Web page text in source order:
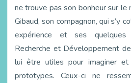
ne trouve pas son bonheur sur le
Gibaud, son compagnon, qui s’y
expérience et ses quelques
Recherche et Développement
lui être utiles pour imaginer et
prototypes. Ceux-ci ne